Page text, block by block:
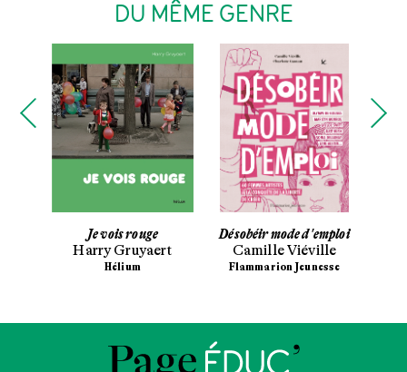
DU MÊME GENRE
Je vois rouge
Harry Gruyaert
Hélium
Désobéir mode d'emploi
Camille Viéville
Flammarion Jeunesse